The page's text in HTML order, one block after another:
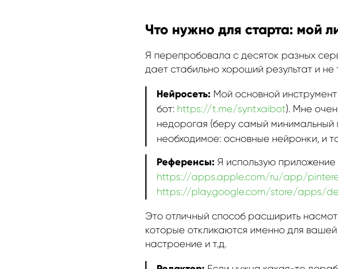
Что нужно для старта: мой
Я перепробовала с десяток разных
дает стабильно хороший результат и
Нейросеть: Мой основной инструмент
бот: https://t.me/syntxaibot). Мне
недорогая (беру самый минимальный
необходимое: основные нейронки, и
Референсы: Я использую приложение
https://apps.apple.com/ru/app/
https://play.google.com/store/apps/
Это отличный способ расширить
которые откликаются именно для
настроение и т.д.